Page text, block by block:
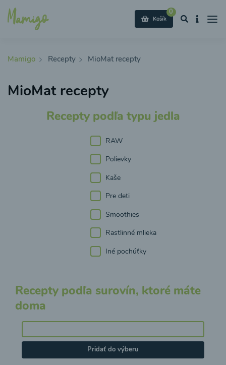
0
Košík
Mamigo Recepty MioMat recepty
MioMat recepty
Recepty podľa typu jedla
RAW
Polievky
Kaše
Pre deti
Smoothies
Rastlinné mlieka
Iné pochúťky
Recepty podľa surovín, ktoré máte
doma
Pridať do výberu